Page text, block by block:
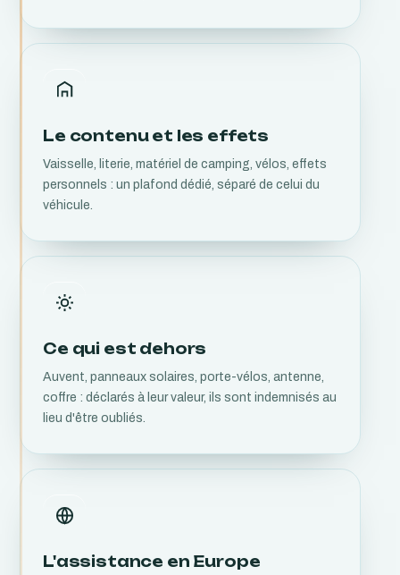
Le contenu et les effets
Vaisselle, literie, matériel de camping, vélos, effets
personnels : un plafond dédié, séparé de celui du
véhicule.
Ce qui est dehors
Auvent, panneaux solaires, porte-vélos, antenne,
coffre : déclarés à leur valeur, ils sont indemnisés au
lieu d'être oubliés.
L'assistance en Europe